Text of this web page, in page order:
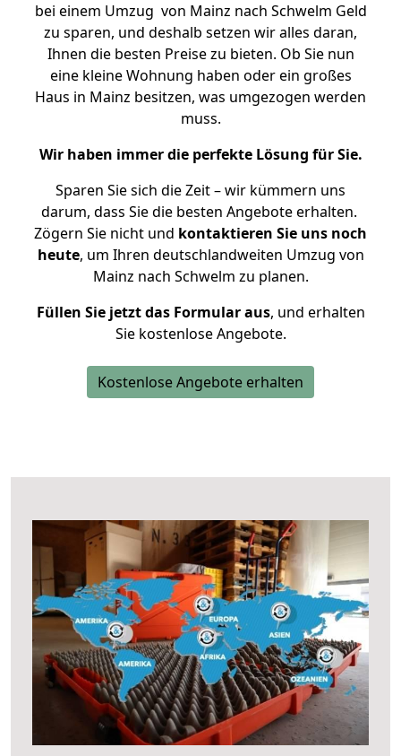
bei einem Umzug von Mainz nach Schwelm Geld
zu sparen, und deshalb setzen wir alles daran,
Ihnen die besten Preise zu bieten. Ob Sie nun
eine kleine Wohnung haben oder ein großes
Haus in Mainz besitzen, was umgezogen werden
muss.
Wir haben immer die perfekte Lösung für Sie.
Sparen Sie sich die Zeit – wir kümmern uns
darum, dass Sie die besten Angebote erhalten.
Zögern Sie nicht und kontaktieren Sie uns noch
heute, um Ihren deutschlandweiten Umzug von
Mainz nach Schwelm zu planen.
Füllen Sie jetzt das Formular aus, und erhalten
Sie kostenlose Angebote.
Kostenlose Angebote erhalten